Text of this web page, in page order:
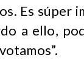
Es súper
a ello,